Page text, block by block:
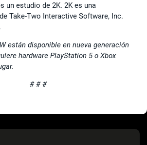
un estudio de 2K. 2K es una
Take-Two Interactive Software, Inc.
están disponible en nueva generación
hardware PlayStation 5 o Xbox
# # #